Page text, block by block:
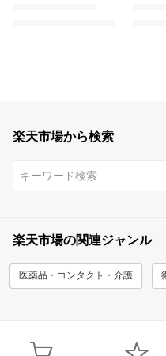
楽天市場から検索
楽天市場の関連ジャンル
医薬品・コンタクト・介護